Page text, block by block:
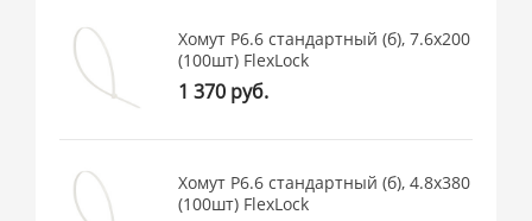
Хомут P6.6 стандартный (б), 7.6x200
(100шт) FlexLock
1 370 руб.
Хомут P6.6 стандартный (б), 4.8x380
(100шт) FlexLock